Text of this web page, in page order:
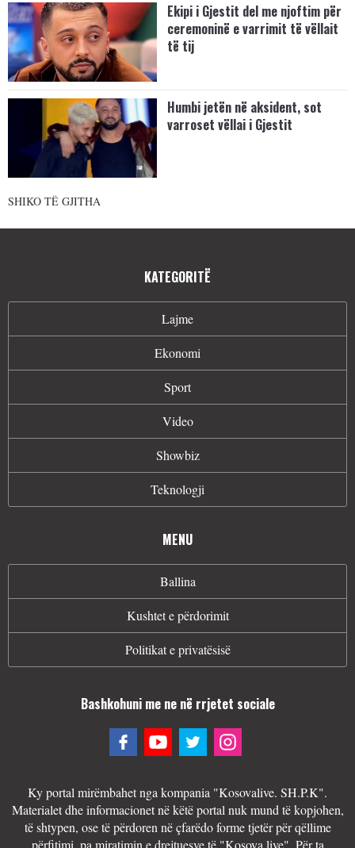
Ekipi i Gjestit del me njoftim për
ceremoninë e varrimit të vëllait
të tij
Humbi jetën në aksident, sot
varroset vëllai i Gjestit
SHIKO TË GJITHA
KATEGORITË
Lajme
Ekonomi
Sport
Video
Showbiz
Teknologji
MENU
Ballina
Kushtet e përdorimit
Politikat e privatësisë
Bashkohuni me ne në rrjetet sociale
Ky portal mirëmbahet nga kompania "Kosovalive. SH.P.K".
Materialet dhe informacionet në këtë portal nuk mund të kopjohen,
të shtypen, ose të përdoren në çfarëdo forme tjetër për qëllime
përfitimi, pa miratimin e drejtuesve të "Kosova.live". Për ta